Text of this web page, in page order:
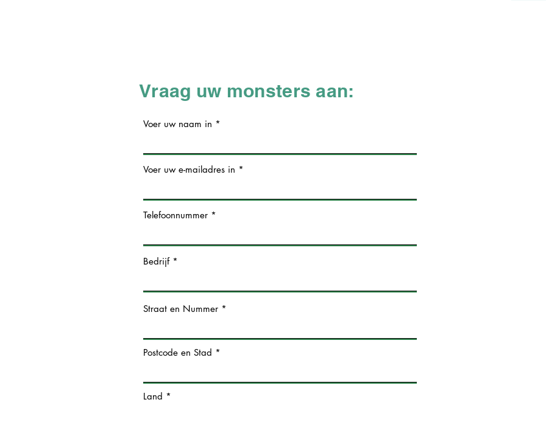
Vraag uw monsters aan:
Voer uw naam in
Voer uw e-mailadres in
Telefoonnummer
Bedrijf
Straat en Nummer
Postcode en Stad
Land